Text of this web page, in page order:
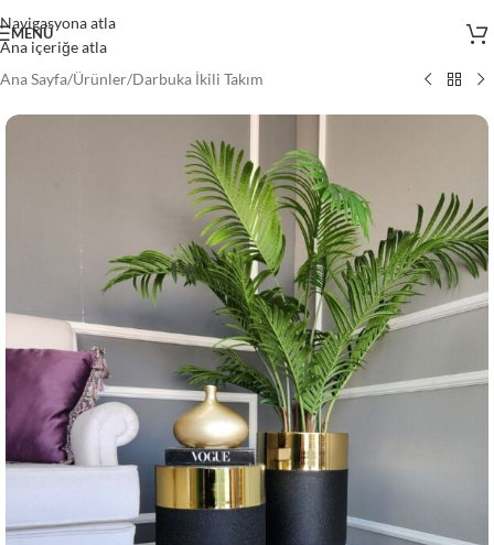
Navigasyona atla
Ana içeriğe atla
MENÜ
Ana Sayfa/Ürünler/Darbuka İkili Takım